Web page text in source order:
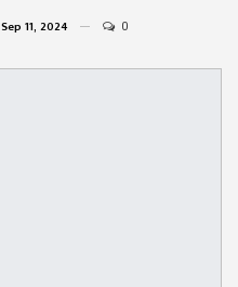
Sep 11, 2024 0